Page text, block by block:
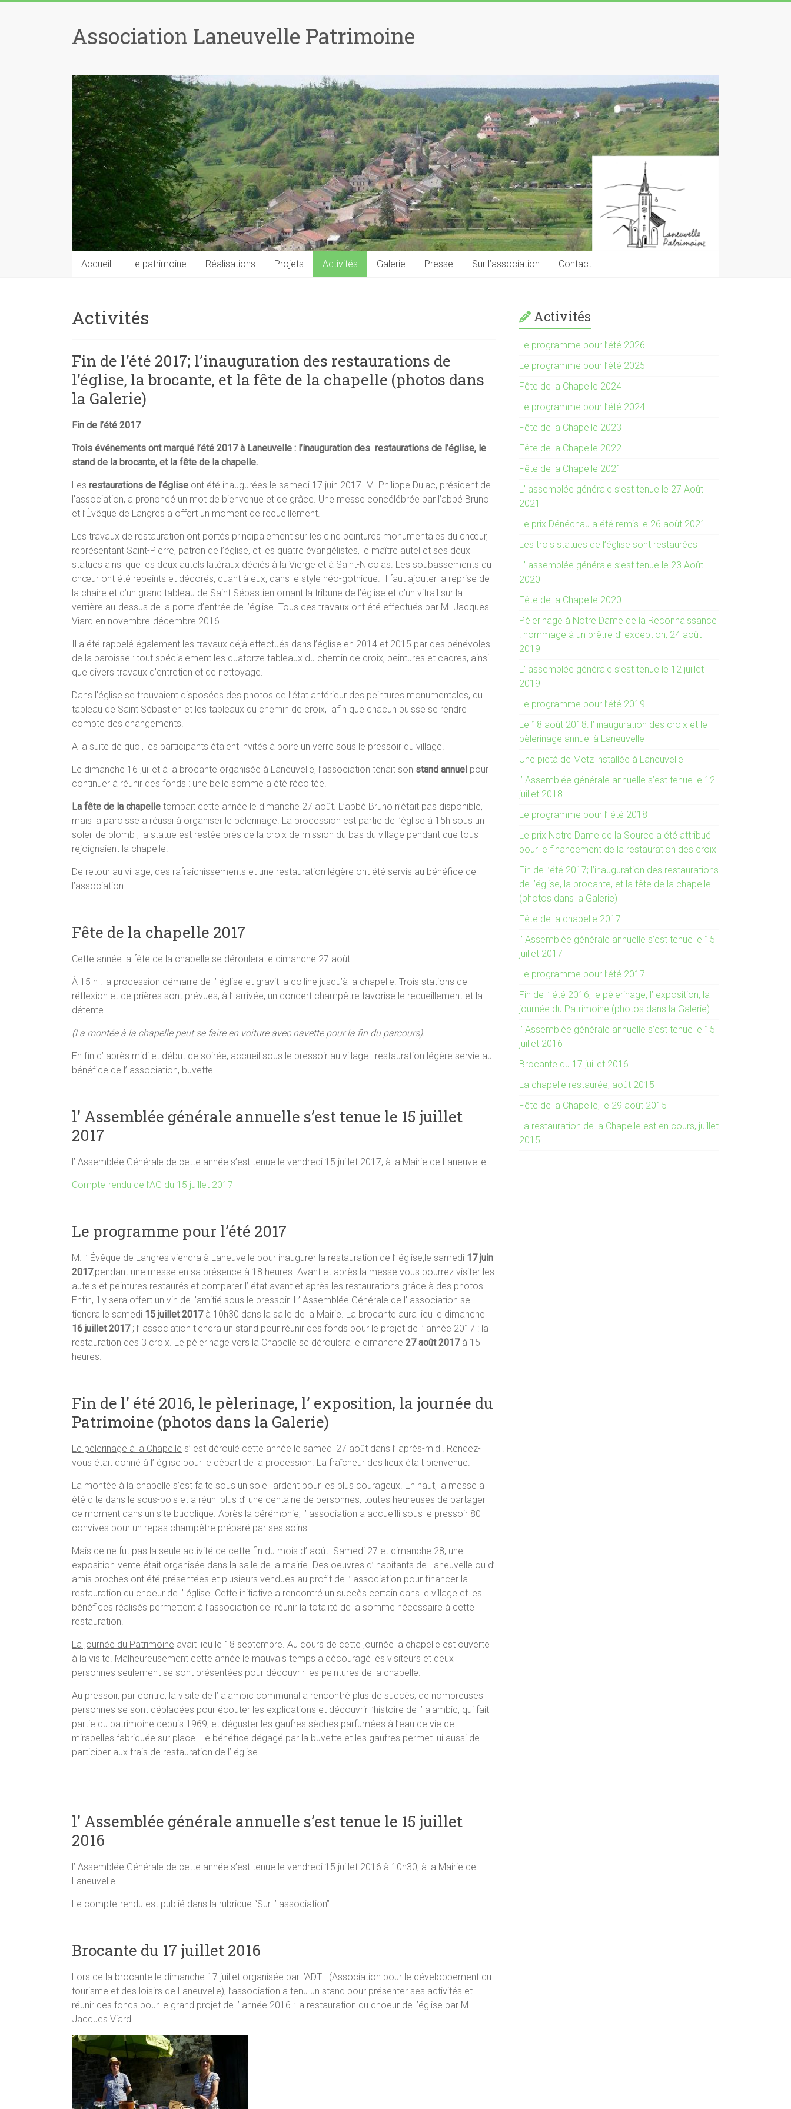
Association Laneuvelle Patrimoine
Accueil Le patrimoine Réalisations Projets Activités Galerie Presse Sur l’association Contact
Activités
Fin de l’été 2017; l’inauguration des restaurations de
l’église, la brocante, et la fête de la chapelle (photos dans
la Galerie)
Fin de l’été 2017
Trois événements ont marqué l’été 2017 à Laneuvelle : l’inauguration des restaurations de l’église, le
stand de la brocante, et la fête de la chapelle.
Les restaurations de l’église ont été inaugurées le samedi 17 juin 2017. M. Philippe Dulac, président de
l’association, a prononcé un mot de bienvenue et de grâce. Une messe concélébrée par l’abbé Bruno
et l’Évêque de Langres a offert un moment de recueillement.
Les travaux de restauration ont portés principalement sur les cinq peintures monumentales du chœur,
représentant Saint-Pierre, patron de l’église, et les quatre évangélistes, le maître autel et ses deux
statues ainsi que les deux autels latéraux dédiés à la Vierge et à Saint-Nicolas. Les soubassements du
chœur ont été repeints et décorés, quant à eux, dans le style néo-gothique. Il faut ajouter la reprise de
la chaire et d’un grand tableau de Saint Sébastien ornant la tribune de l’église et d’un vitrail sur la
verrière au-dessus de la porte d’entrée de l’église. Tous ces travaux ont été effectués par M. Jacques
Viard en novembre-décembre 2016.
Il a été rappelé également les travaux déjà effectués dans l’église en 2014 et 2015 par des bénévoles
de la paroisse : tout spécialement les quatorze tableaux du chemin de croix, peintures et cadres, ainsi
que divers travaux d’entretien et de nettoyage.
Dans l’église se trouvaient disposées des photos de l’état antérieur des peintures monumentales, du
tableau de Saint Sébastien et les tableaux du chemin de croix, afin que chacun puisse se rendre
compte des changements.
A la suite de quoi, les participants étaient invités à boire un verre sous le pressoir du village.
Le dimanche 16 juillet à la brocante organisée à Laneuvelle, l’association tenait son stand annuel pour
continuer à réunir des fonds : une belle somme a été récoltée.
La fête de la chapelle tombait cette année le dimanche 27 août. L’abbé Bruno n’était pas disponible,
mais la paroisse a réussi à organiser le pèlerinage. La procession est partie de l’église à 15h sous un
soleil de plomb ; la statue est restée près de la croix de mission du bas du village pendant que tous
rejoignaient la chapelle.
De retour au village, des rafraîchissements et une restauration légère ont été servis au bénéfice de
l’association.
Fête de la chapelle 2017
Cette année la fête de la chapelle se déroulera le dimanche 27 août.
À 15 h : la procession démarre de l’ église et gravit la colline jusqu’à la chapelle. Trois stations de
réflexion et de prières sont prévues; à l’ arrivée, un concert champêtre favorise le recueillement et la
détente.
(La montée à la chapelle peut se faire en voiture avec navette pour la fin du parcours).
En fin d’ après midi et début de soirée, accueil sous le pressoir au village : restauration légère servie au
bénéfice de l’ association, buvette.
l’ Assemblée générale annuelle s’est tenue le 15 juillet
2017
l’ Assemblée Générale de cette année s’est tenue le vendredi 15 juillet 2017, à la Mairie de Laneuvelle.
Compte-rendu de l’AG du 15 juillet 2017
Le programme pour l’été 2017
M. l’ Évêque de Langres viendra à Laneuvelle pour inaugurer la restauration de l’ église,le samedi 17 juin
2017,pendant une messe en sa présence à 18 heures. Avant et après la messe vous pourrez visiter les
autels et peintures restaurés et comparer l’ état avant et après les restaurations grâce à des photos.
Enfin, il y sera offert un vin de l’amitié sous le pressoir. L’ Assemblée Générale de l’ association se
tiendra le samedi 15 juillet 2017à 10h30 dans la salle de la Mairie. La brocante aura lieu le dimanche
16 juillet 2017 ; l’ association tiendra un stand pour réunir des fonds pour le projet de l’ année 2017 : la
restauration des 3 croix. Le pèlerinage vers la Chapelle se déroulera le dimanche 27 août 2017à 15
heures.
Fin de l’ été 2016, le pèlerinage, l’ exposition, la journée du
Patrimoine (photos dans la Galerie)
Le pèlerinage à la Chapelle s’ est déroulé cette année le samedi 27 août dans l’ après-midi. Rendez-
vous était donné à l’ église pour le départ de la procession. La fraîcheur des lieux était bienvenue.
La montée à la chapelle s’est faite sous un soleil ardent pour les plus courageux. En haut, la messe a
été dite dans le sous-bois et a réuni plus d’ une centaine de personnes, toutes heureuses de partager
ce moment dans un site bucolique. Après la cérémonie, l’ association a accueilli sous le pressoir 80
convives pour un repas champêtre préparé par ses soins.
Mais ce ne fut pas la seule activité de cette fin du mois d’ août. Samedi 27 et dimanche 28, une
exposition-vente était organisée dans la salle de la mairie. Des oeuvres d’ habitants de Laneuvelle ou d’
amis proches ont été présentées et plusieurs vendues au profit de l’ association pour financer la
restauration du choeur de l’ église. Cette initiative a rencontré un succès certain dans le village et les
bénéfices réalisés permettent à l’association de réunir la totalité de la somme nécessaire à cette
restauration.
La journée du Patrimoine avait lieu le 18 septembre. Au cours de cette journée la chapelle est ouverte
à la visite. Malheureusement cette année le mauvais temps a découragé les visiteurs et deux
personnes seulement se sont présentées pour découvrir les peintures de la chapelle.
Au pressoir, par contre, la visite de l’ alambic communal a rencontré plus de succès; de nombreuses
personnes se sont déplacées pour écouter les explications et découvrir l’histoire de l’ alambic, qui fait
partie du patrimoine depuis 1969, et déguster les gaufres sèches parfumées à l’eau de vie de
mirabelles fabriquée sur place. Le bénéfice dégagé par la buvette et les gaufres permet lui aussi de
participer aux frais de restauration de l’ église.
l’ Assemblée générale annuelle s’est tenue le 15 juillet
2016
l’ Assemblée Générale de cette année s’est tenue le vendredi 15 juillet 2016 à 10h30, à la Mairie de
Laneuvelle.
Le compte-rendu est publié dans la rubrique “Sur l’ association”.
Brocante du 17 juillet 2016
Lors de la brocante le dimanche 17 juillet organisée par l’ADTL (Association pour le développement du
tourisme et des loisirs de Laneuvelle), l’association a tenu un stand pour présenter ses activités et
réunir des fonds pour le grand projet de l’ année 2016 : la restauration du choeur de l’église par M.
Jacques Viard.
Activités
Le programme pour l’été 2026
Le programme pour l’été 2025
Fête de la Chapelle 2024
Le programme pour l’été 2024
Fête de la Chapelle 2023
Fête de la Chapelle 2022
Fête de la Chapelle 2021
L’ assemblée générale s’est tenue le 27 Août
2021
Le prix Dénéchau a été remis le 26 août 2021
Les trois statues de l’église sont restaurées
L’ assemblée générale s’est tenue le 23 Août
2020
Fête de la Chapelle 2020
Pèlerinage à Notre Dame de la Reconnaissance
: hommage à un prêtre d’ exception, 24 août
2019
L’ assemblée générale s’est tenue le 12 juillet
2019
Le programme pour l’été 2019
Le 18 août 2018: l’ inauguration des croix et le
pèlerinage annuel à Laneuvelle
Une pietà de Metz installée à Laneuvelle
l’ Assemblée générale annuelle s’est tenue le 12
juillet 2018
Le programme pour l’ été 2018
Le prix Notre Dame de la Source a été attribué
pour le financement de la restauration des croix
Fin de l’été 2017; l’inauguration des restaurations
de l’église, la brocante, et la fête de la chapelle
(photos dans la Galerie)
Fête de la chapelle 2017
l’ Assemblée générale annuelle s’est tenue le 15
juillet 2017
Le programme pour l’été 2017
Fin de l’ été 2016, le pèlerinage, l’ exposition, la
journée du Patrimoine (photos dans la Galerie)
l’ Assemblée générale annuelle s’est tenue le 15
juillet 2016
Brocante du 17 juillet 2016
La chapelle restaurée, août 2015
Fête de la Chapelle, le 29 août 2015
La restauration de la Chapelle est en cours, juillet
2015